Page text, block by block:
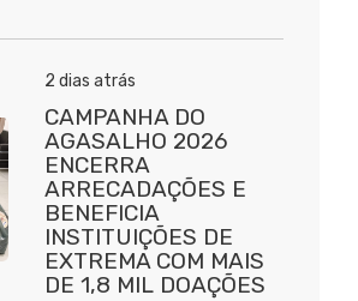
2 dias atrás
CAMPANHA DO
AGASALHO 2026
ENCERRA
ARRECADAÇÕES E
BENEFICIA
INSTITUIÇÕES DE
EXTREMA COM MAIS
DE 1,8 MIL DOAÇÕES